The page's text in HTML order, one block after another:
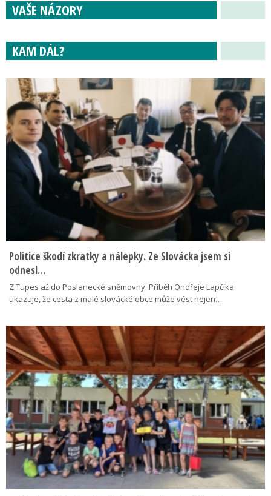
VAŠE NÁZORY
KAM DÁL?
Politice škodí zkratky a nálepky. Ze Slovácka jsem si
odnesl…
Z Tupes až do Poslanecké sněmovny. Příběh Ondřeje Lapčíka
ukazuje, že cesta z malé slovácké obce může vést nejen…